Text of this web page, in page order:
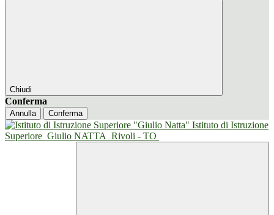
Chiudi
Conferma
Annulla Conferma
Istituto di Istruzione
Superiore Giulio NATTA Rivoli - TO